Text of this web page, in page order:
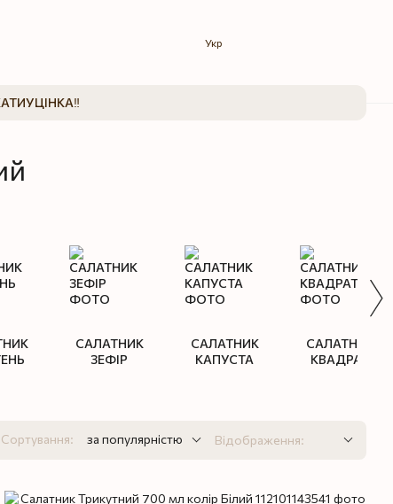
Укр
УЦІНКА‼️
САЛАТНИК
ЗЕФІР
САЛАТНИК
КАПУСТА
САЛАТНИК
КВАДРАТ
Сортування: за популярністю Відображення: